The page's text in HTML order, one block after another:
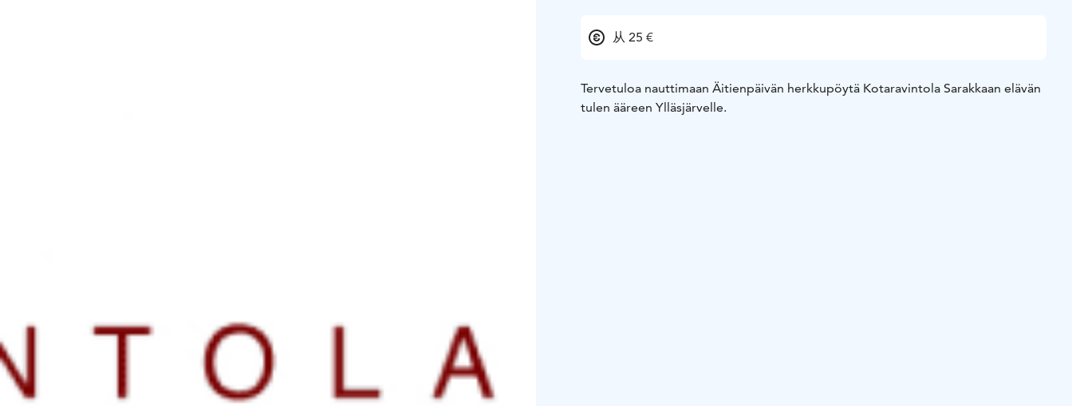
从 25 €
Tervetuloa nauttimaan Äitienpäivän herkkupöytä Kotaravintola Sarakkaan elävän
tulen ääreen Ylläsjärvelle.